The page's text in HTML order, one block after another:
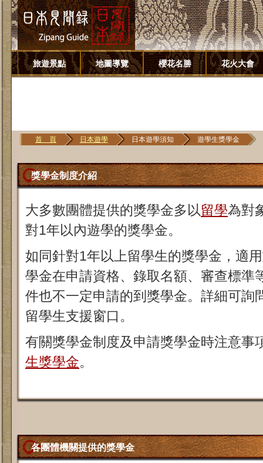
旅遊景點 地圖導覽 櫻花名勝 花火大會
首 頁 日本遊學 日本遊學須知 遊學生獎學金
獎學金制度介紹
大多數團體提供的獎學金多以留學為對
對1年以內遊學的獎學金。
如同針對1年以上留學生的獎學金，適
學金在申請資格、錄取名額、審查標準
件也不一定申請的到獎學金。詳細可詢
留學生支援窗口。
有關獎學金制度及申請獎學金時注意事
生獎學金。
各團體機關提供的獎學金